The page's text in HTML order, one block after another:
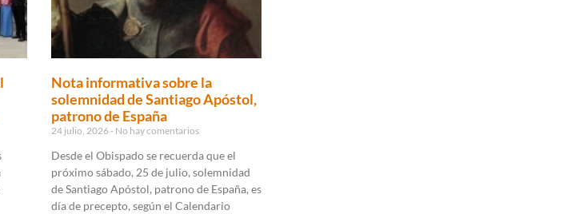
Nota informativa sobre la
solemnidad de Santiago Apóstol,
patrono de España
24 julio, 2026 No hay comentarios
Desde el Obispado se recuerda que el
próximo sábado, 25 de julio, solemnidad
de Santiago Apóstol, patrono de España, es
día de precepto, según el Calendario